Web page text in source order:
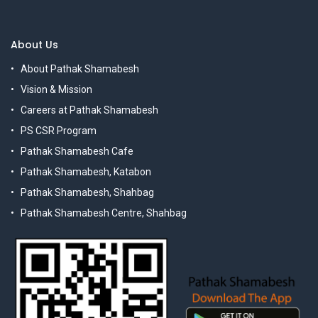
About Us
About Pathak Shamabesh
Vision & Mission
Careers at Pathak Shamabesh
PS CSR Program
Pathak Shamabesh Cafe
Pathak Shamabesh, Katabon
Pathak Shamabesh, Shahbag
Pathak Shamabesh Centre, Shahbag